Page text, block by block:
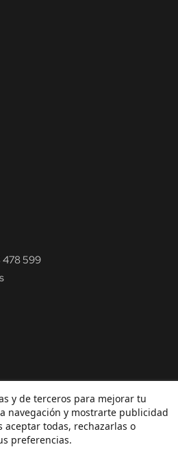
y de terceros para mejorar tu
navegación y mostrarte publicidad
aceptar todas, rechazarlas o
preferencias.
478 599
SIDEOFFICE, S.L. CIF
-